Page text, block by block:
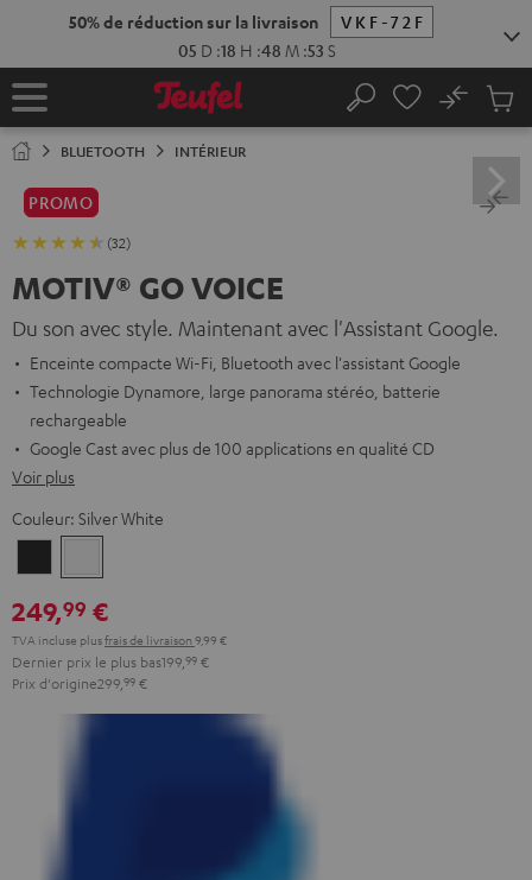
Page
Rechercher
No
panier
BLUETOOTH INTÉRIEUR
PROMO
(32)
MOTIV® GO VOICE
Du son avec style. Maintenant avec l'Assistant Google.
Enceinte compacte Wi-Fi, Bluetooth avec l'assistant Google
Technologie Dynamore, large panorama stéréo, batterie
rechargeable
Google Cast avec plus de 100 applications en qualité CD
Voir plus
Couleur: Silver White
Black White
249,99 €
TVA incluse plusfrais de livraison 9,99 €
Dernier prix le plus bas199, 99 €
Prix d'origine299, 99 €